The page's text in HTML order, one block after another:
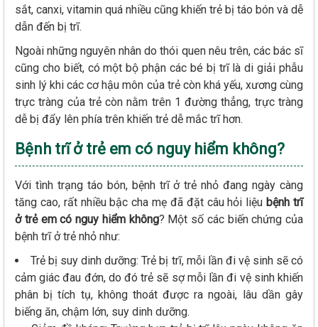
sắt, canxi, vitamin quá nhiều cũng khiến trẻ bị táo bón và dễ
dẫn đến bị trĩ.
Ngoài những nguyên nhân do thói quen nêu trên, các bác sĩ
cũng cho biết, có một bộ phận các bé bị trĩ là di giải phẫu
sinh lý khi các cơ hậu môn của trẻ còn khá yếu, xương cùng
trực tràng của trẻ còn nằm trên 1 đường thẳng, trực tràng
dễ bị đẩy lên phía trên khiến trẻ dễ mắc trĩ hơn.
Bệnh trĩ ở trẻ em có nguy hiểm không?
Với tình trạng táo bón, bệnh trĩ ở trẻ nhỏ đang ngày càng
tăng cao, rất nhiều bậc cha mẹ đã đặt câu hỏi liệu bệnh trĩ
ở trẻ em có nguy hiểm không? Một số các biến chứng của
bệnh trĩ ở trẻ nhỏ như:
Trẻ bị suy dinh dưỡng: Trẻ bị trĩ, mỗi lần đi vệ sinh sẽ có
cảm giác đau đớn, do đó trẻ sẽ sợ mỗi lần đi vệ sinh khiến
phân bị tích tụ, không thoát được ra ngoài, lâu dần gây
biếng ăn, chậm lớn, suy dinh dưỡng.